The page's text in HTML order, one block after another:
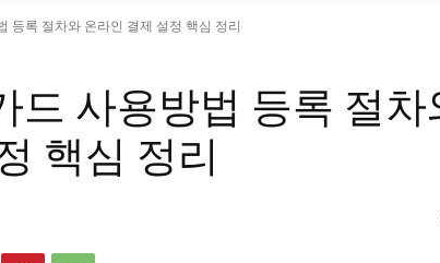
등록 절차와 온라인 결제 설정 핵심 정리
드 사용방법 등록 절차
핵심 정리